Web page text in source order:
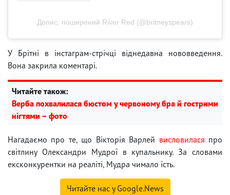
Допис, поширений River Red (@britneyspears)
У Брітні в інстаграм-стрічці віднедавна нововведення.
Вона закрила коментарі.
Читайте також:
Верба похвалилася бюстом у червоному бра й гострими
нігтями – фото
Нагадаємо про те, що Вікторія Варлей висловилася про
світлину Олександри Мудрої в купальнику. За словами
ексконкурентки на реаліті, Мудра чимало їсть.
Читайте нас у Google.News